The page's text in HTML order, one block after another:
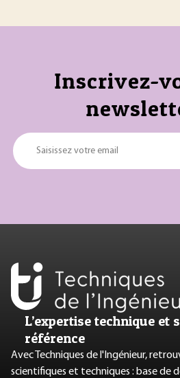
Inscrivez-
Saisissez votre email
L’expertise technique et
référence
Avec Techniques de l'Ingénieur,
scientifiques et techniques : base de